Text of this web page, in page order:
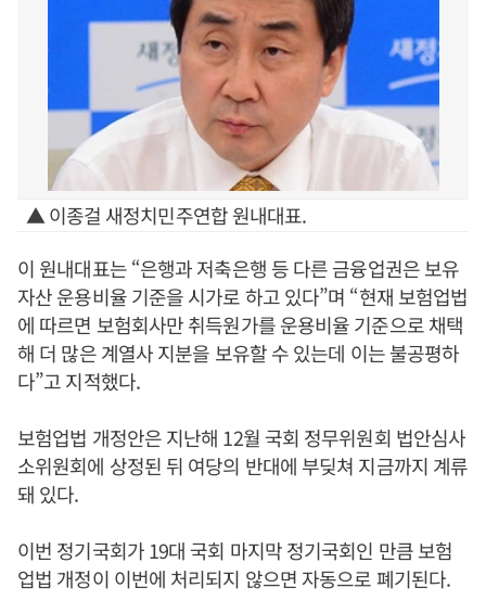
▲ 이종걸 새정치민주연합 원내대표.
이 원내대표는 “은행과 저축은행 등 다른 금융업권은 보유
자산 운용비율 기준을 시가로 하고 있다”며 “현재 보험업법
에 따르면 보험회사만 취득원가를 운용비율 기준으로 채택
해 더 많은 계열사 지분을 보유할 수 있는데 이는 불공평하
다”고 지적했다.
보험업법 개정안은 지난해 12월 국회 정무위원회 법안심사
소위원회에 상정된 뒤 여당의 반대에 부딪쳐 지금까지 계류
돼 있다.
이번 정기국회가 19대 국회 마지막 정기국회인 만큼 보험
업법 개정이 이번에 처리되지 않으면 자동으로 폐기된다.